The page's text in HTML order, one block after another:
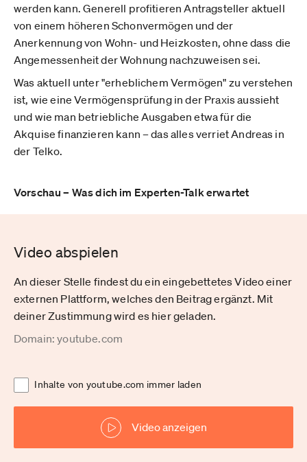
werden kann. Generell profitieren Antragsteller aktuell
von einem höheren Schonvermögen und der
Anerkennung von Wohn- und Heizkosten, ohne dass die
Angemessenheit der Wohnung nachzuweisen sei.
Was aktuell unter "erheblichem Vermögen" zu verstehen
ist, wie eine Vermögensprüfung in der Praxis aussieht
und wie man betriebliche Ausgaben etwa für die
Akquise finanzieren kann – das alles verriet Andreas in
der Telko.
Vorschau – Was dich im Experten-Talk erwartet
Video abspielen
An dieser Stelle findest du ein eingebettetes Video einer
externen Plattform, welches den Beitrag ergänzt. Mit
deiner Zustimmung wird es hier geladen.
Domain: youtube.com
Inhalte von youtube.com immer laden
Video anzeigen